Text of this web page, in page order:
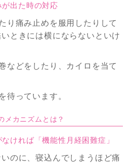
が出た時の対応
り痛み止めを服用したりして
ときには横にならないといけ
などをしたり、カイロを当て
待っています。
カニズムとは？
ければ「機能性月経困難症」
のに、寝込んでしまうほど痛